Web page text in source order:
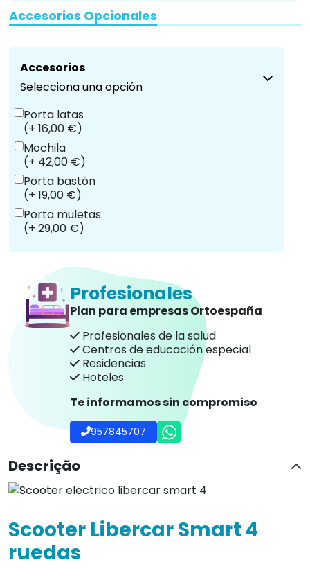
Accesorios Opcionales
Accesorios
Selecciona una opción
Porta latas
(+ 16,00 €)
Mochila
(+ 42,00 €)
Porta bastón
(+ 19,00 €)
Porta muletas
(+ 29,00 €)
Profesionales
Plan para empresas Ortoespaña
Profesionales de la salud
Centros de educación especial
Residencias
Hoteles
Te informamos sin compromiso
957845707
Descrição
Scooter Libercar Smart 4
ruedas